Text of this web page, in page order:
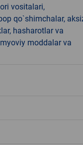
vositalari,
qo`shimchalar,
hasharotlar va
moddalar va